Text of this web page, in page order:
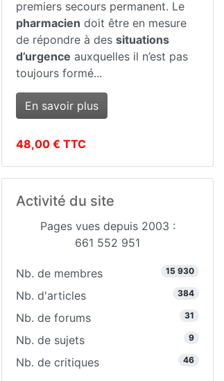
premiers secours permanent. Le
pharmacien doit être en mesure
de répondre à des situations
d’urgence auxquelles il n’est pas
toujours formé...
En savoir plus
48,00 € TTC
Activité du site
Pages vues depuis 2003 :
661 552 951
Nb. de membres 15 930
Nb. d'articles 384
Nb. de forums 31
Nb. de sujets 9
Nb. de critiques 46